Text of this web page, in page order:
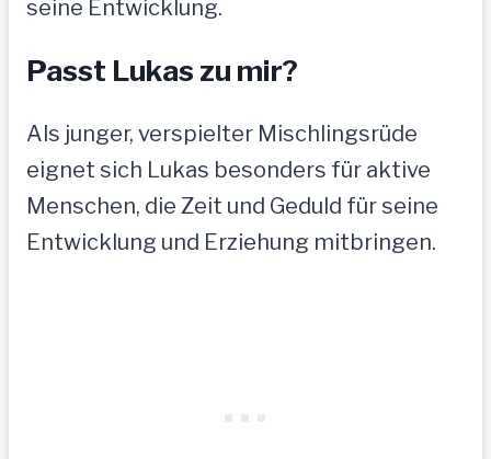
seine Entwicklung.
Passt Lukas zu mir?
Als junger, verspielter Mischlingsrüde
eignet sich Lukas besonders für aktive
Menschen, die Zeit und Geduld für seine
Entwicklung und Erziehung mitbringen.